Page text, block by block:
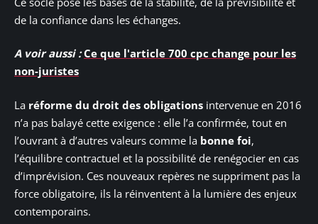
de la confiance dans les échanges.
A voir aussi : Ce que l'article 700 cpc change pour les
non-juristes
La réforme du droit des obligations intervenue en 2016
n’a pas balayé cette exigence : elle l’a confirmée, tout en
l’ouvrant à d’autres valeurs comme la bonne foi,
l’équilibre contractuel et la possibilité de renégocier en cas
d’imprévision. Ces nouveaux repères ne suppriment pas la
force obligatoire, ils la réinventent à la lumière des enjeux
contemporains.